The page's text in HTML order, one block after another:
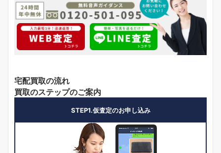
宅配買取の流れ
買取のステップのご案内
STEP1.仮査定のお申し込み